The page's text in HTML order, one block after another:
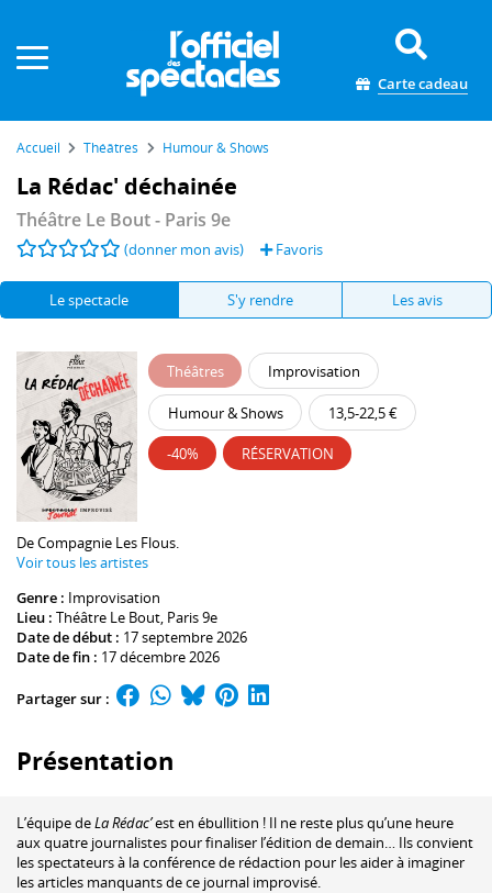
Carte cadeau
Accueil Théâtres Humour & Shows
La Rédac' déchainée
Théâtre Le Bout- Paris 9e
(donner mon avis) Favoris
Le spectacle S'y rendre Les avis
Théâtres Improvisation
Humour & Shows 13,5-22,5 €
-40% RÉSERVATION
DeCompagnie Les Flous.
Voir tous les artistes
Genre : Improvisation
Lieu : Théâtre Le Bout, Paris 9e
Date de début : 17 septembre 2026
Date de fin : 17 décembre 2026
Partager sur :
Présentation
L’équipe deLa Rédac’est en ébullition ! Il ne reste plus qu’une heure
aux quatre journalistes pour finaliser l’édition de demain… Ils convient
les spectateurs à la conférence de rédaction pour les aider à imaginer
les articles manquants de ce journal improvisé.